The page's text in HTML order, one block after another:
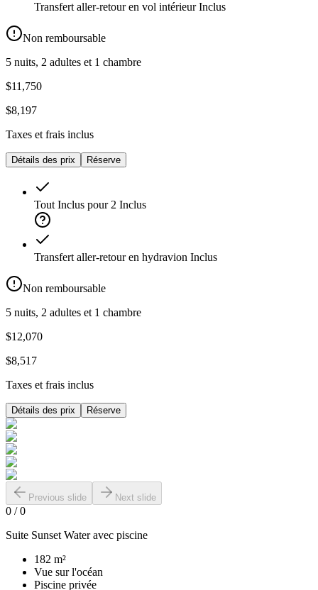
Transfert aller-retour en vol intérieur Inclus
Non remboursable
5 nuits, 2 adultes et 1 chambre
$11,750
$8,197
Taxes et frais inclus
Détails des prix Réserve
Tout Inclus pour 2 Inclus
Transfert aller-retour en hydravion Inclus
Non remboursable
5 nuits, 2 adultes et 1 chambre
$12,070
$8,517
Taxes et frais inclus
Détails des prix Réserve
Previous slide Next slide
0 /0
Suite Sunset Water avec piscine
182 m²
Vue sur l'océan
Piscine privée